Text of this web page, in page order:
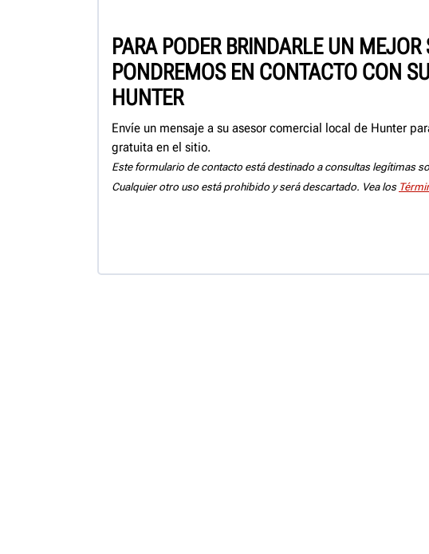
PARA PODER BRINDARLE UN MEJOR
PONDREMOS EN CONTACTO CON
HUNTER
Envíe un mensaje a su asesor comercial local de Hunter
gratuita en el sitio.
Este formulario de contacto está destinado a consultas legítimas
Cualquier otro uso está prohibido y será descartado. Vea los